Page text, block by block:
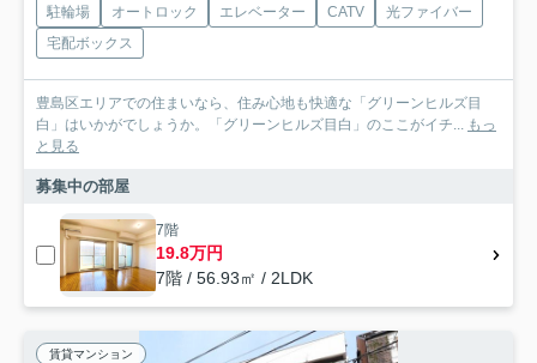
駐輪場 オートロック エレベーター CATV
光ファイバー
宅配ボックス
豊島区エリアでの住まいなら、住み心地も快適な「グリーンヒルズ目
白」はいかがでしょうか。「グリーンヒルズ目白」のここがイチ... もっ
と見る
募集中の部屋
7階
19.8万円
7階 / 56.93㎡ / 2LDK
賃貸マンション